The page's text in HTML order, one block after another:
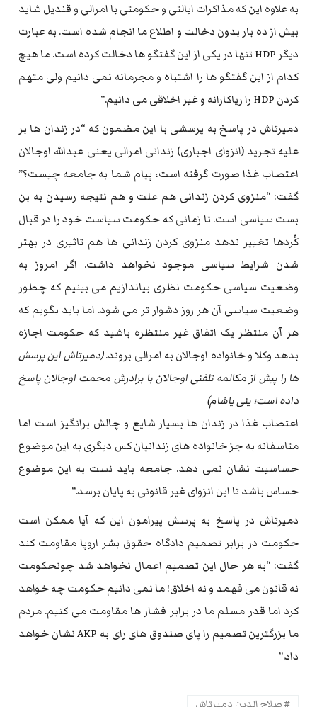
به علاوه این که مذاکرات ایالتی و حکومتی با امرالی و قندیل شاید
بیش از ده بار بدون دخالت و اطلاع ما انجام شده است. به عبارت
دیگر HDP تنها در یکی از این گفتگو ها دخالت کرده است. ما هیچ
کدام از این گفتگو ها را اشتباه و مجرمانه نمی دانیم ولی متهم
کردن HDP را ریاکارانه و غیر اخلاقی می دانیم.”
دمیرتاش در پاسخ به پرسشی با این مضمون که “در زندان ها بر
علیه تجرید (انزوای اجباری) زندانی امرالی یعنی عبدالله اوجالان
اعتصاب غذا صورت گرفته است، پیام شما به جامعه چیست؟”
گفت: “منزوی کردن زندانی هم علت و هم نتیجه رسیدن به بن
بست سیاسی است. تا زمانی که حکومت سیاست خود را در قبال
کُردها تغییر ندهد منزوی کردن زندانی ها هم تاثیری در بهتر
شدن شرایط سیاسی موجود نخواهد داشت. اگر امروز به
وضعیت سیاسی حکومت نظری بیاندازیم می بینیم که چطور
وضعیت سیاسی آن هر روز دشوار تر می شود. اما باید بگویم که
هر آن منتظر یک اتفاق غیر منتظره باشید که حکومت اجازه
بدهد وکلا و خانواده اوجالان به امرالی بروند.(دمیرتاش این پرسش
ها را پیش از مکالمه تلفنی اوجالان با برادرش محمت اوجالان پاسخ
داده است؛ ینی یاشام)
اعتصاب غذا در زندان ها بسیار شایع و چالش برانگیز است اما
متاسفانه به جز خانواده های زندانیان کس دیگری به این موضوع
حساسیت نشان نمی دهد. جامعه باید نست به این موضوع
حساس باشد تا این انزوای غیر قانونی به پایان برسد.”
دمیرتاش در پاسخ به پرسش پیرامون این که آیا ممکن است
حکومت در برابر تصمیم دادگاه حقوق بشر اروپا مقاومت کند
گفت: “به هر حال این تصمیم اعمال نخواهد شد چونحکومت
نه قانون می فهمد و نه اخلاق! ما نمی دانیم حکومت چه خواهد
کرد اما قدر مسلم ما در برابر فشار ها مقاومت می کنیم. مردم
ما بزرگترین تصمیم را پای صندوق های رای به AKP نشان خواهد
داد.”